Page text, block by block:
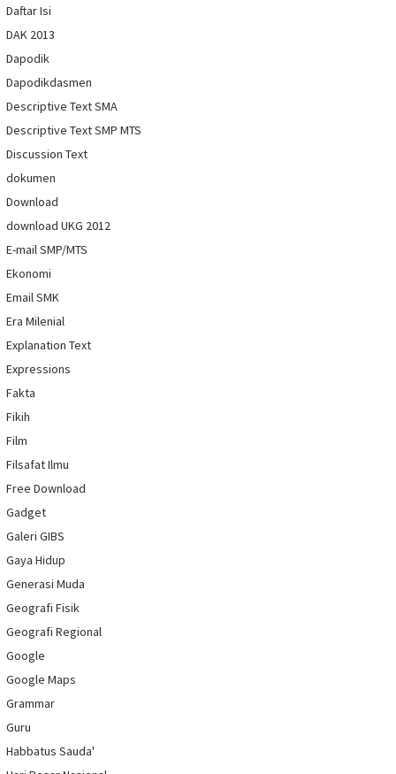
Daftar Isi
DAK 2013
Dapodik
Dapodikdasmen
Descriptive Text SMA
Descriptive Text SMP MTS
Discussion Text
dokumen
Download
download UKG 2012
E-mail SMP/MTS
Ekonomi
Email SMK
Era Milenial
Explanation Text
Expressions
Fakta
Fikih
Film
Filsafat Ilmu
Free Download
Gadget
Galeri GIBS
Gaya Hidup
Generasi Muda
Geografi Fisik
Geografi Regional
Google
Google Maps
Grammar
Guru
Habbatus Sauda'